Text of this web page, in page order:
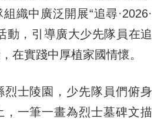
織中廣泛開展“追尋·2026·
動，引導廣大少先隊員在追
在實踐中厚植家國情懷。
士陵園，少先隊員們俯身
，一筆一畫為烈士墓碑文描